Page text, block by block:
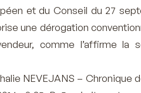
et du Conseil du 27
une dérogation
comme l’affirme la
NEVEJANS – Chronique